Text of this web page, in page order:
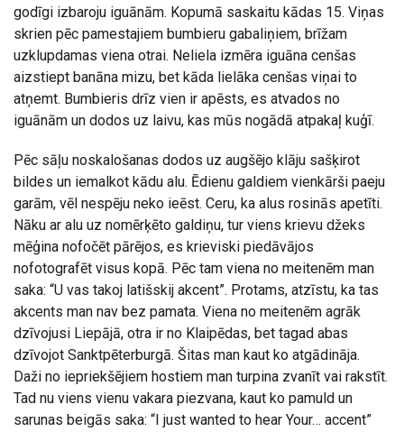
godīgi izbaroju iguānām. Kopumā saskaitu kādas 15. Viņas
skrien pēc pamestajiem bumbieru gabaliņiem, brīžam
uzklupdamas viena otrai. Neliela izmēra iguāna cenšas
aizstiept banāna mizu, bet kāda lielāka cenšas viņai to
atņemt. Bumbieris drīz vien ir apēsts, es atvados no
iguānām un dodos uz laivu, kas mūs nogādā atpakaļ kuģī.
Pēc sāļu noskalošanas dodos uz augšējo klāju sašķirot
bildes un iemalkot kādu alu. Ēdienu galdiem vienkārši paeju
garām, vēl nespēju neko ieēst. Ceru, ka alus rosinās apetīti.
Nāku ar alu uz nomērķēto galdiņu, tur viens krievu džeks
mēģina nofočēt pārējos, es krieviski piedāvājos
nofotografēt visus kopā. Pēc tam viena no meitenēm man
saka: “U vas takoj latišskij akcent”. Protams, atzīstu, ka tas
akcents man nav bez pamata. Viena no meitenēm agrāk
dzīvojusi Liepājā, otra ir no Klaipēdas, bet tagad abas
dzīvojot Sanktpēterburgā. Šitas man kaut ko atgādināja.
Daži no iepriekšējiem hostiem man turpina zvanīt vai rakstīt.
Tad nu viens vienu vakara piezvana, kaut ko pamuld un
sarunas beigās saka: “I just wanted to hear Your… accent”